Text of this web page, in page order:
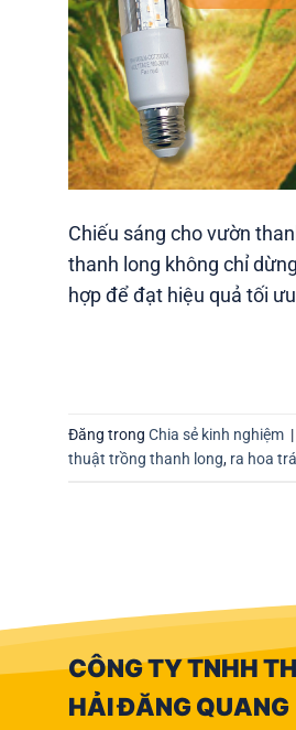
Chiếu sáng cho vườn
thanh long không chỉ
hợp để đạt hiệu quả tối
Đăng trong Chia sẻ kinh nghiệm |
thuật trồng thanh long, ra hoa
CÔNG TY TNHH
HẢI ĐĂNG QUANG